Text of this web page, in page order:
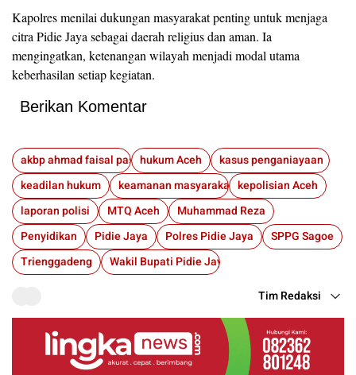
Kapolres menilai dukungan masyarakat penting untuk menjaga
citra Pidie Jaya sebagai daerah religius dan aman. Ia
mengingatkan, ketenangan wilayah menjadi modal utama
keberhasilan setiap kegiatan.
Berikan Komentar
akbp ahmad faisal pasaribuhukum Aceh
kasus penganiayaan
keadilan hukum
keamanan masyarakat kepolisian Aceh
laporan polisi
MTQ Aceh
Muhammad Reza
Penyidikan
Pidie Jaya Polres Pidie Jaya
SPPG Sagoe
Trienggadeng
Wakil Bupati Pidie Jaya
Tim Redaksi